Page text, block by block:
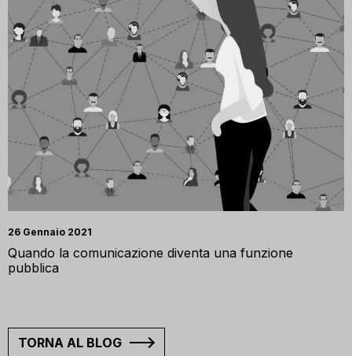
26 Gennaio 2021
Quando la comunicazione diventa una funzione
pubblica
TORNA AL BLOG